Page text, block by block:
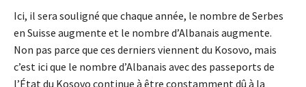
Ici, il sera souligné que chaque année, le nombre de Serbes
en Suisse augmente et le nombre d’Albanais augmente.
Non pas parce que ces derniers viennent du Kosovo, mais
c’est ici que le nombre d’Albanais avec des passeports de
l’État du Kosovo continue à être constamment dû à la